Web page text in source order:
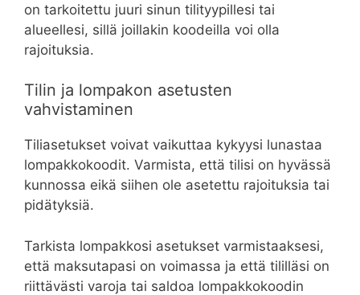
on tarkoitettu juuri sinun tilityypillesi tai
alueellesi, sillä joillakin koodeilla voi olla
rajoituksia.
Tilin ja lompakon asetusten
vahvistaminen
Tiliasetukset voivat vaikuttaa kykyysi lunastaa
lompakkokoodit. Varmista, että tilisi on hyvässä
kunnossa eikä siihen ole asetettu rajoituksia tai
pidätyksiä.
Tarkista lompakkosi asetukset varmistaaksesi,
että maksutapasi on voimassa ja että tililläsi on
riittävästi varoja tai saldoa lompakkokoodin